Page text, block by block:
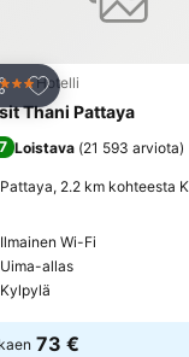
Lisää suosikkeihin
Hotelli
Thani Pattaya
Loistava (21 593 arviota)
Pattaya, 2.2 km kohteesta
Ilmainen Wi-Fi
Uima-allas
Kylpylä
hinnat
73 €